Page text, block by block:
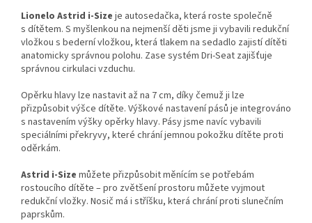
Lionelo Astrid i-Size je autosedačka, která roste společně
s dítětem. S myšlenkou na nejmenší děti jsme ji vybavili redukční
vložkou s bederní vložkou, která tlakem na sedadlo zajistí dítěti
anatomicky správnou polohu. Zase systém Dri-Seat zajišťuje
správnou cirkulaci vzduchu.
Opěrku hlavy lze nastavit až na 7 cm, díky čemuž ji lze
přizpůsobit výšce dítěte. Výškové nastavení pásů je integrováno
s nastavením výšky opěrky hlavy. Pásy jsme navíc vybavili
speciálními překryvy, které chrání jemnou pokožku dítěte proti
oděrkám.
Astrid i-Size můžete přizpůsobit měnícím se potřebám
rostoucího dítěte – pro zvětšení prostoru můžete vyjmout
redukční vložky. Nosič má i stříšku, která chrání proti slunečním
paprskům.